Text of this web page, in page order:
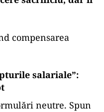
compensarea
salariale”:
neutre. Spun